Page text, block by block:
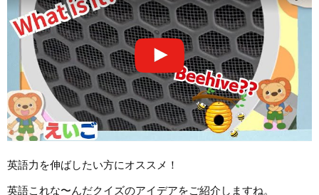
英語力を伸ばしたい方にオススメ！
英語これな〜んだクイズのアイデアをご紹介しますね。